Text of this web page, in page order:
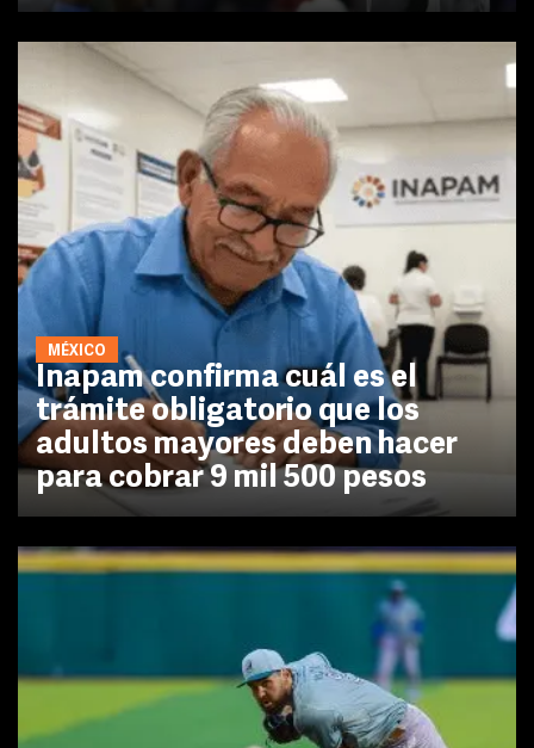
MÉXICO
Inapam confirma cuál es el
trámite obligatorio que los
adultos mayores deben hacer
para cobrar 9 mil 500 pesos